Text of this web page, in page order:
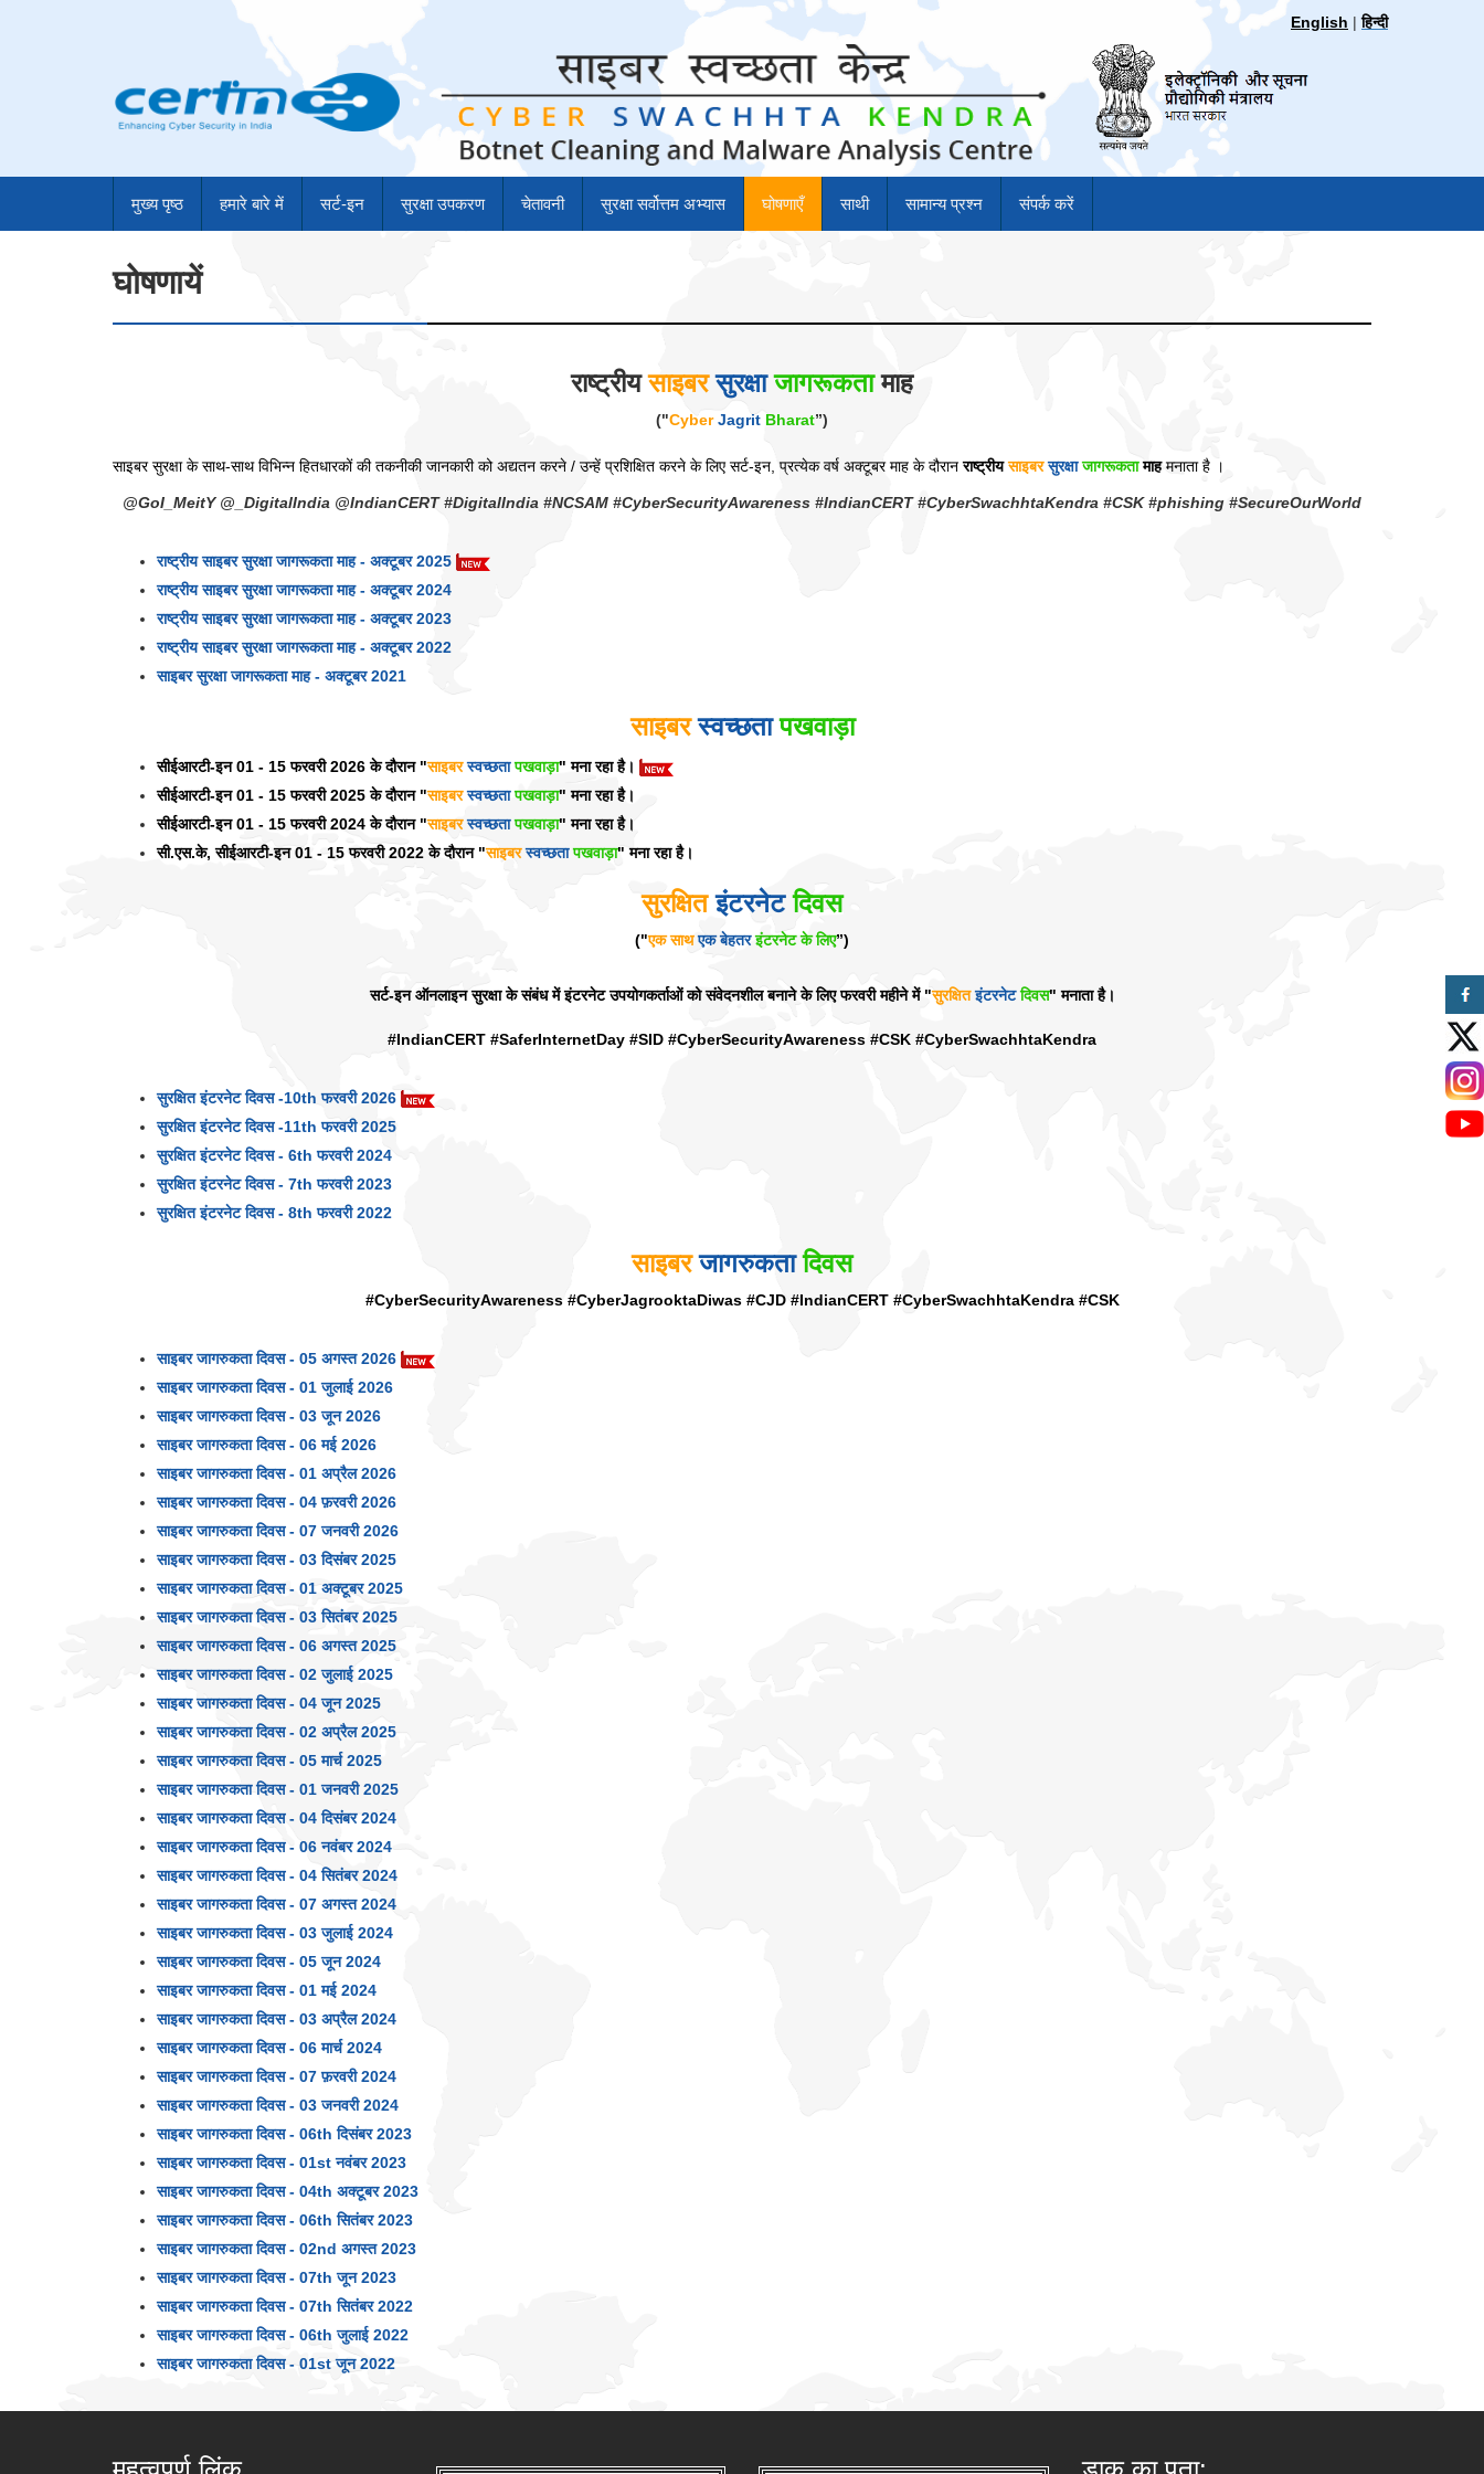
English |हिन्दी
मुख्य पृष्ठ हमारे बारे में सर्ट-इन सुरक्षा उपकरण चेतावनी सुरक्षा सर्वोत्तम अभ्यास घोषणाएँ साथी सामान्य प्रश्न संपर्क करें
घोषणायें
राष्ट्रीयसाइबर सुरक्षाजागरूकतामाह
("CyberJagrit Bharat”)
साइबर सुरक्षा के साथ-साथ विभिन्‍न हितधारकों की तकनीकी जानकारी को अद्यतन करने / उन्‍हें प्रशिक्षित करने के लिए सर्ट-इन, प्रत्येक वर्ष अक्‍टूबर माह के दौरानराष्ट्रीय साइबर सुरक्षाजागरूकतामाहमनाता है ।
@GoI_MeitY @_DigitalIndia @IndianCERT #DigitalIndia #NCSAM #CyberSecurityAwareness #IndianCERT #CyberSwachhtaKendra #CSK #phishing #SecureOurWorld
राष्ट्रीय साइबर सुरक्षा जागरूकता माह - अक्टूबर 2025
राष्ट्रीय साइबर सुरक्षा जागरूकता माह - अक्टूबर 2024
राष्ट्रीय साइबर सुरक्षा जागरूकता माह - अक्टूबर 2023
राष्ट्रीय साइबर सुरक्षा जागरूकता माह - अक्टूबर 2022
साइबर सुरक्षा जागरूकता माह - अक्टूबर 2021
साइबरस्वच्छतापखवाड़ा
सीईआरटी-इन 01 - 15 फरवरी 2026 के दौरान "साइबर स्वच्छता पखवाड़ा" मना रहा है।
सीईआरटी-इन 01 - 15 फरवरी 2025 के दौरान "साइबर स्वच्छता पखवाड़ा" मना रहा है।
सीईआरटी-इन 01 - 15 फरवरी 2024 के दौरान "साइबर स्वच्छता पखवाड़ा" मना रहा है।
सी.एस.के, सीईआरटी-इन 01 - 15 फरवरी 2022 के दौरान "साइबर स्वच्छता पखवाड़ा" मना रहा है।
सुरक्षित इंटरनेट दिवस
("एक साथएक बेहतरइंटरनेट के लिए”)
सर्ट-इन ऑनलाइन सुरक्षा के संबंध में इंटरनेट उपयोगकर्ताओं को संवेदनशील बनाने के लिए फरवरी महीने में "सुरक्षित इंटरनेट दिवस" मनाता है।
#IndianCERT #SaferInternetDay #SID #CyberSecurityAwareness #CSK #CyberSwachhtaKendra
सुरक्षित इंटरनेट दिवस -10th फरवरी 2026
सुरक्षित इंटरनेट दिवस -11th फरवरी 2025
सुरक्षित इंटरनेट दिवस - 6th फरवरी 2024
सुरक्षित इंटरनेट दिवस - 7th फरवरी 2023
सुरक्षित इंटरनेट दिवस - 8th फरवरी 2022
साइबर जागरुकता दिवस
#CyberSecurityAwareness #CyberJagrooktaDiwas #CJD #IndianCERT #CyberSwachhtaKendra #CSK
साइबर जागरुकता दिवस - 05 अगस्त 2026
साइबर जागरुकता दिवस - 01 जुलाई 2026
साइबर जागरुकता दिवस - 03 जून 2026
साइबर जागरुकता दिवस - 06 मई 2026
साइबर जागरुकता दिवस - 01 अप्रैल 2026
साइबर जागरुकता दिवस - 04 फ़रवरी 2026
साइबर जागरुकता दिवस - 07 जनवरी 2026
साइबर जागरुकता दिवस - 03 दिसंबर 2025
साइबर जागरुकता दिवस - 01 अक्टूबर 2025
साइबर जागरुकता दिवस - 03 सितंबर 2025
साइबर जागरुकता दिवस - 06 अगस्त 2025
साइबर जागरुकता दिवस - 02 जुलाई 2025
साइबर जागरुकता दिवस - 04 जून 2025
साइबर जागरुकता दिवस - 02 अप्रैल 2025
साइबर जागरुकता दिवस - 05 मार्च 2025
साइबर जागरुकता दिवस - 01 जनवरी 2025
साइबर जागरुकता दिवस - 04 दिसंबर 2024
साइबर जागरुकता दिवस - 06 नवंबर 2024
साइबर जागरुकता दिवस - 04 सितंबर 2024
साइबर जागरुकता दिवस - 07 अगस्त 2024
साइबर जागरुकता दिवस - 03 जुलाई 2024
साइबर जागरुकता दिवस - 05 जून 2024
साइबर जागरुकता दिवस - 01 मई 2024
साइबर जागरुकता दिवस - 03 अप्रैल 2024
साइबर जागरुकता दिवस - 06 मार्च 2024
साइबर जागरुकता दिवस - 07 फ़रवरी 2024
साइबर जागरुकता दिवस - 03 जनवरी 2024
साइबर जागरुकता दिवस - 06th दिसंबर 2023
साइबर जागरुकता दिवस - 01st नवंबर 2023
साइबर जागरुकता दिवस - 04th अक्टूबर 2023
साइबर जागरुकता दिवस - 06th सितंबर 2023
साइबर जागरुकता दिवस - 02nd अगस्त 2023
साइबर जागरुकता दिवस - 07th जून 2023
साइबर जागरुकता दिवस - 07th सितंबर 2022
साइबर जागरुकता दिवस - 06th जुलाई 2022
साइबर जागरुकता दिवस - 01st जून 2022